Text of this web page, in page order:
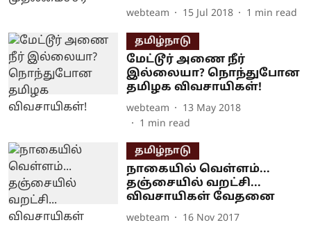
webteam 15 Jul 2018 1 min read
தமிழ்நாடு
மேட்டூர் அணை நீர்
இல்லையா? நொந்துபோன
தமிழக விவசாயிகள்!
webteam
13 May 2018
1 min read
தமிழ்நாடு
நாகையில் வெள்ளம்...
தஞ்சையில் வறட்சி...
விவசாயிகள் வேதனை
webteam
16 Nov 2017